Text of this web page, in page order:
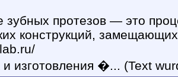
зубных протезов — это
конструкций,
и изготовления �... (Text